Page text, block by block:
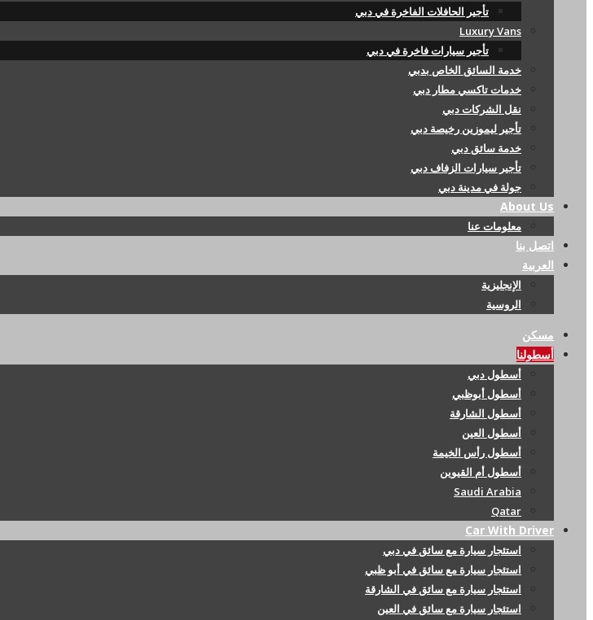
تأجير الحافلات الفاخرة في دبي
Luxury Vans
تأجير سيارات فاخرة في دبي
خدمة السائق الخاص بدبي
خدمات تاكسي مطار دبي
نقل الشركات دبي
تأجير ليموزين رخيصة دبي
خدمة سائق دبي
تأجير سيارات الزفاف دبي
جولة في مدينة دبي
About Us
معلومات عنا
اتصل بنا
العربية
الإنجليزية
الروسية
مسكن
أسطولنا
أسطول دبي
أسطول أبوظبي
أسطول الشارقة
أسطول العين
أسطول رأس الخيمة
أسطول أم القيوين
Saudi Arabia
Qatar
Car With Driver
استئجار سيارة مع سائق في دبي
استئجار سيارة مع سائق في أبو ظبي
استئجار سيارة مع سائق في الشارقة
استئجار سيارة مع سائق في العين